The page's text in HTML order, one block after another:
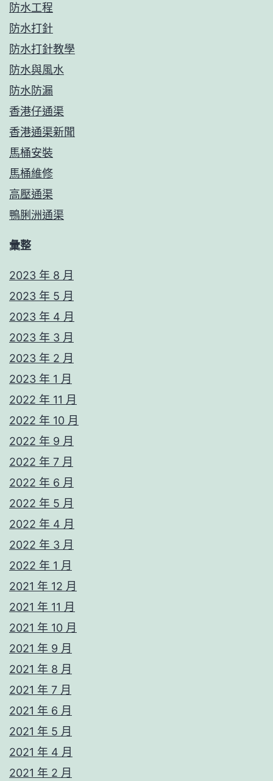
防水工程
防水打針
防水打針教學
防水與風水
防水防漏
香港仔通渠
香港通渠新聞
馬桶安裝
馬桶維修
高壓通渠
鴨脷洲通渠
彙整
2023 年 8 月
2023 年 5 月
2023 年 4 月
2023 年 3 月
2023 年 2 月
2023 年 1 月
2022 年 11 月
2022 年 10 月
2022 年 9 月
2022 年 7 月
2022 年 6 月
2022 年 5 月
2022 年 4 月
2022 年 3 月
2022 年 1 月
2021 年 12 月
2021 年 11 月
2021 年 10 月
2021 年 9 月
2021 年 8 月
2021 年 7 月
2021 年 6 月
2021 年 5 月
2021 年 4 月
2021 年 2 月